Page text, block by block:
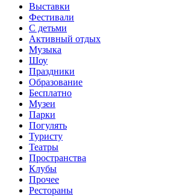
Выставки
Фестивали
С детьми
Активный отдых
Музыка
Шоу
Праздники
Образование
Бесплатно
Музеи
Парки
Погулять
Туристу
Театры
Пространства
Клубы
Прочее
Рестораны